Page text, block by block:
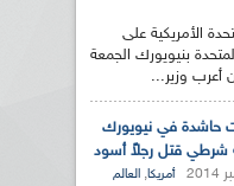
الأمريكية على
بنيويورك الجمعة
أعرب وزير...
حاشدة في نيويورك
شرطي قتل رجلاً أسود
أمريكا, العالم